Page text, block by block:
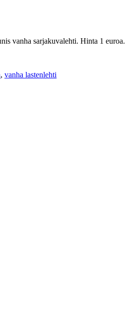
vanha sarjakuvalehti. Hinta 1 euroa.
, vanha lastenlehti